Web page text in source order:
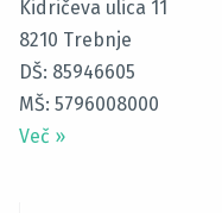
Kidričeva ulica 11
8210 Trebnje
DŠ: 85946605
MŠ: 5796008000
Več »